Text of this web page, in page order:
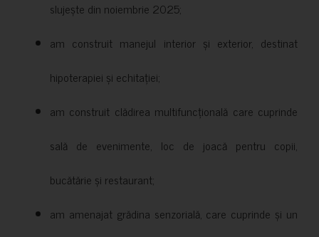
slujește din noiembrie 2025;
am construit manejul interior și exterior, destinat
hipoterapiei și echitației;
am construit clădirea multifuncțională care cuprinde
sală de evenimente, loc de joacă pentru copii,
bucătărie și restaurant;
am amenajat grădina senzorială, care cuprinde și un